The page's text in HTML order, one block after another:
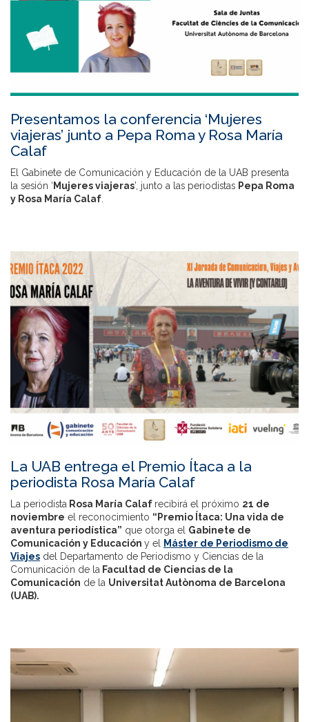
Presentamos la conferencia ‘Mujeres
viajeras’ junto a Pepa Roma y Rosa María
Calaf
El Gabinete de Comunicación y Educación de la UAB presenta
la sesión ‘Mujeres viajeras’, junto a las periodistas Pepa Roma
y Rosa María Calaf
La UAB entrega el Premio Ítaca a la
periodista Rosa María Calaf
La periodista Rosa María Calaf recibirá el próximo 21 de
noviembre el reconocimiento “Premio Ítaca: Una vida de
aventura periodística” que otorga el Gabinete de
Comunicación y Educación y el
Máster de Periodismo de
Viajes del Departamento de Periodismo y Ciencias de la
Comunicación de la Facultad de Ciencias de la
Comunicación de la Universitat Autònoma de Barcelona
(UAB).